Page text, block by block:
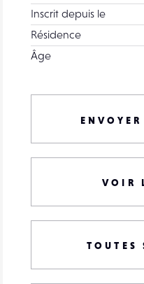
Inscrit depuis le
Résidence
Âge
VOIR
TOUTES